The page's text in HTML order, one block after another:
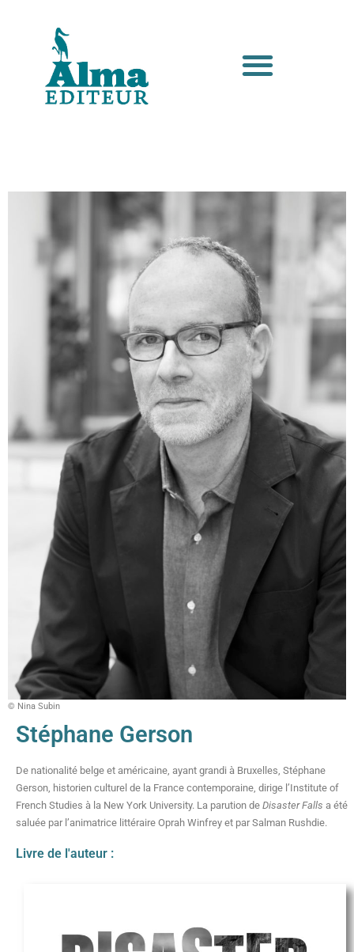
© Nina Subin
Stéphane Gerson
De nationalité belge et américaine, ayant grandi à Bruxelles, Stéphane
Gerson, historien culturel de la France contemporaine, dirige l’Institute of
French Studies à la New York University. La parution de Disaster Falls a été
saluée par l’animatrice littéraire Oprah Winfrey et par Salman Rushdie.
Livre de l'auteur :